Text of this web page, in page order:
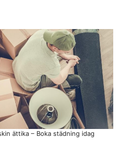
ättika – Boka städning idag